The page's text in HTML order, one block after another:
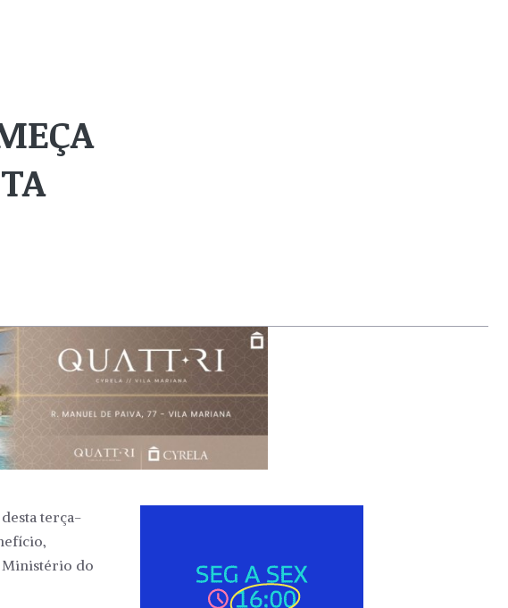
terça-
Ministério do